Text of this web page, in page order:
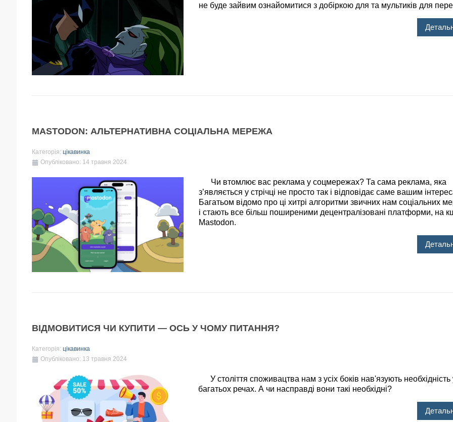
не буде зайвим ознайомитися з добіркою для та мультиків для
MASTODON: АЛЬТЕРНАТИВНА СОЦІАЛЬНА МЕРЕЖА
Категорія: цікавинка
Опубліковано: 14 травня 2024
Чи втомлює вас реклама у соцмережах? Та сама реклама, яка
з’являється у стрічці не просто так і відповідає саме вашим
Багатьом відомо про ці хитрі алгоритми звичних нам соціальних
і стають все більш поширеними децентралізовані платформи, на
Mastodon.
ВІДМОВИТИСЯ ЧИ КУПИТИ — ОСЬ У ЧОМУ ПИТАННЯ?
Категорія: цікавинка
Опубліковано: 13 травня 2024
У століття споживацтва нам з усіх боків нав'язують необхідність
багатьох речах. А чи насправді вони такі необхідні?